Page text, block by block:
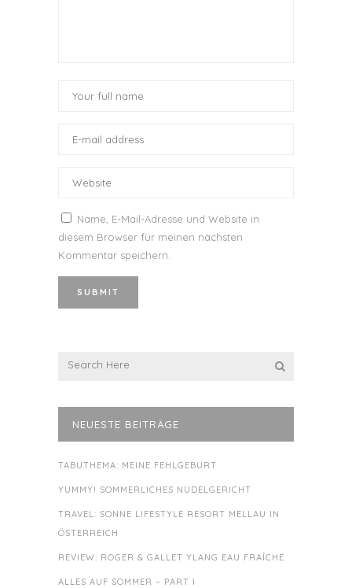
Name, E-Mail-Adresse und Website in
diesem Browser für meinen nächsten
Kommentar speichern.
NEUESTE BEITRÄGE
TABUTHEMA: MEINE FEHLGEBURT
YUMMY! SOMMERLICHES NUDELGERICHT
TRAVEL: SONNE LIFESTYLE RESORT MELLAU IN
ÖSTERREICH
REVIEW: ROGER & GALLET YLANG EAU FRAÎCHE
ALLES AUF SOMMER – PART I